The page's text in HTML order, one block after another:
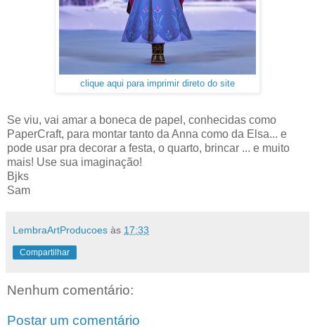
clique aqui para imprimir direto do site
Se viu, vai amar a boneca de papel, conhecidas como
PaperCraft, para montar tanto da Anna como da Elsa... e
pode usar pra decorar a festa, o quarto, brincar ... e muito
mais! Use sua imaginação!
Bjks
Sam
LembraArtProducoes às 17:33
Compartilhar
Nenhum comentário:
Postar um comentário